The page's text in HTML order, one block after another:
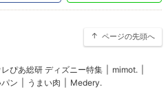
ページの先頭へ
レぴあ総研 ディズニー特集 mimot.
ン うまい肉 Medery.